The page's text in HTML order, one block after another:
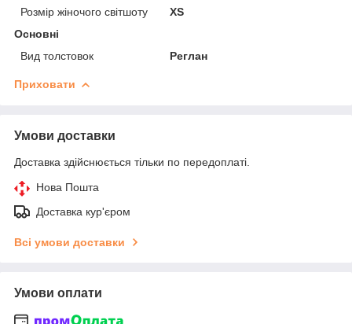
Розмір жіночого світшоту
XS
Основні
Вид толстовок
Реглан
Приховати
Умови доставки
Доставка здійснюється тільки по передоплаті.
Нова Пошта
Доставка кур'єром
Всі умови доставки
Умови оплати